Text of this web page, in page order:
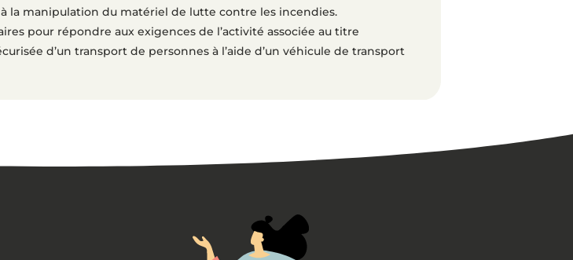
à la manipulation du matériel de lutte contre les incendies.
pour répondre aux exigences de l’activité associée au titre
d’un transport de personnes à l’aide d’un véhicule de transport